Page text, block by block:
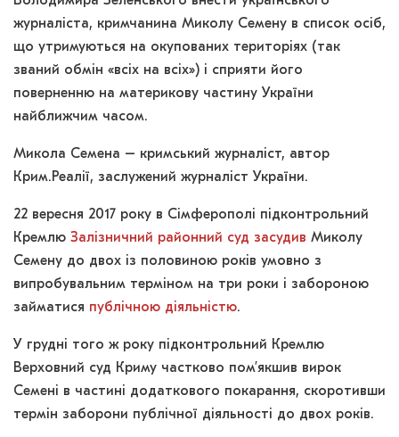
журналіста, кримчанина Миколу Семену в список осіб,
що утримуються на окупованих територіях (так
званий обмін «всіх на всіх») і сприяти його
поверненню на материкову частину України
найближчим часом.
Микола Семена – кримський журналіст, автор
Крим.Реалії, заслужений журналіст України.
22 вересня 2017 року в Сімферополі підконтрольний
Кремлю Залізничний районний суд засудив Миколу
Семену до двох із половиною років умовно з
випробувальним терміном на три роки і забороною
займатися публічною діяльністю.
У грудні того ж року підконтрольний Кремлю
Верховний суд Криму частково пом’якшив вирок
Семені в частині додаткового покарання, скоротивши
термін заборони публічної діяльності до двох років.